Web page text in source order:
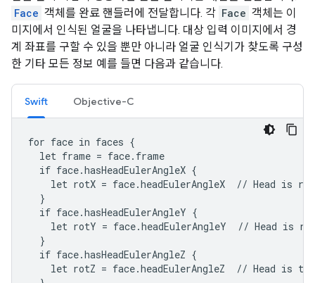
Face 객체를 완료 핸들러에 전달합니다. 각 Face 객체는 이
미지에서 인식된 얼굴을 나타냅니다. 대상 입력 이미지에서 경
계 좌표를 구할 수 있을 뿐만 아니라 얼굴 인식기가 찾도록 구성
한 기타 모든 정보 예를 들면 다음과 같습니다.
Swift Objective-C
for face in faces {
  let frame = face.frame
  if face.hasHeadEulerAngleX {
let rotX = face.headEulerAngleX  // Head is
  }
  if face.hasHeadEulerAngleY {
let rotY = face.headEulerAngleY  // Head is
  }
  if face.hasHeadEulerAngleZ {
let rotZ = face.headEulerAngleZ  // Head is